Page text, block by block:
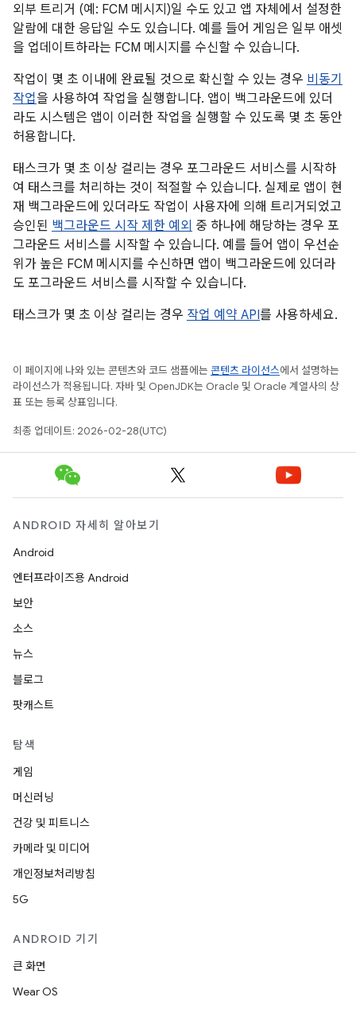
외부 트리거 (예: FCM 메시지)일 수도 있고 앱 자체에서 설정한
알람에 대한 응답일 수도 있습니다. 예를 들어 게임은 일부 애셋
을 업데이트하라는 FCM 메시지를 수신할 수 있습니다.
작업이 몇 초 이내에 완료될 것으로 확신할 수 있는 경우 비동기
작업을 사용하여 작업을 실행합니다. 앱이 백그라운드에 있더
라도 시스템은 앱이 이러한 작업을 실행할 수 있도록 몇 초 동안
허용합니다.
태스크가 몇 초 이상 걸리는 경우 포그라운드 서비스를 시작하
여 태스크를 처리하는 것이 적절할 수 있습니다. 실제로 앱이 현
재 백그라운드에 있더라도 작업이 사용자에 의해 트리거되었고
승인된 백그라운드 시작 제한 예외 중 하나에 해당하는 경우 포
그라운드 서비스를 시작할 수 있습니다. 예를 들어 앱이 우선순
위가 높은 FCM 메시지를 수신하면 앱이 백그라운드에 있더라
도 포그라운드 서비스를 시작할 수 있습니다.
태스크가 몇 초 이상 걸리는 경우 작업 예약 API를 사용하세요.
이 페이지에 나와 있는 콘텐츠와 코드 샘플에는 콘텐츠 라이선스에서 설명하는
라이선스가 적용됩니다. 자바 및 OpenJDK는 Oracle 및 Oracle 계열사의 상
표 또는 등록 상표입니다.
최종 업데이트: 2026-02-28(UTC)
ANDROID 자세히 알아보기
Android
엔터프라이즈용 Android
보안
소스
뉴스
블로그
팟캐스트
탐색
게임
머신러닝
건강 및 피트니스
카메라 및 미디어
개인정보처리방침
5G
ANDROID 기기
큰 화면
Wear OS